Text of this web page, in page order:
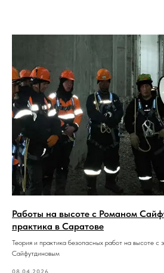
Работы на высоте с Романом
практика в Саратове
Теория и практика безопасных работ на высоте с
Сайфутдиновым
08.04.2026